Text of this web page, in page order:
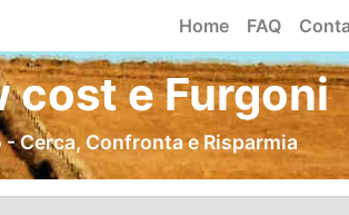
Home FAQ
cost e Furgoni
Cerca, Confronta e Risparmia